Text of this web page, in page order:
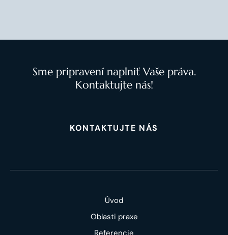
Sme pripravení naplniť Vaše práva.
Kontaktujte nás!
KONTAKTUJTE NÁS
Úvod
Oblasti praxe